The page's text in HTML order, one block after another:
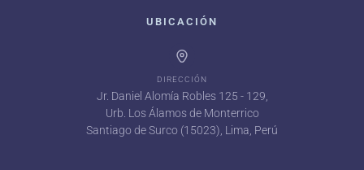
UBICACIÓN
DIRECCIÓN
Jr. Daniel Alomía Robles 125 - 129,
Urb. Los Álamos de Monterrico
Santiago de Surco (15023), Lima, Perú